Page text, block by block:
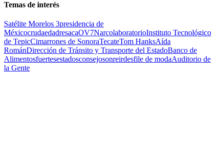
Temas de interés
Satélite Morelos 3presidencia de
MéxicocrudaedadresacaOV7NarcolaboratorioInstituto Tecnológico
de TepicCimarrones de SonoraTecateTom HanksAída
RománDirección de Tránsito y Transporte del EstadoBanco de
Alimentosfuertesestadosconsejosonreirdesfile de modaAuditorio de
la Gente